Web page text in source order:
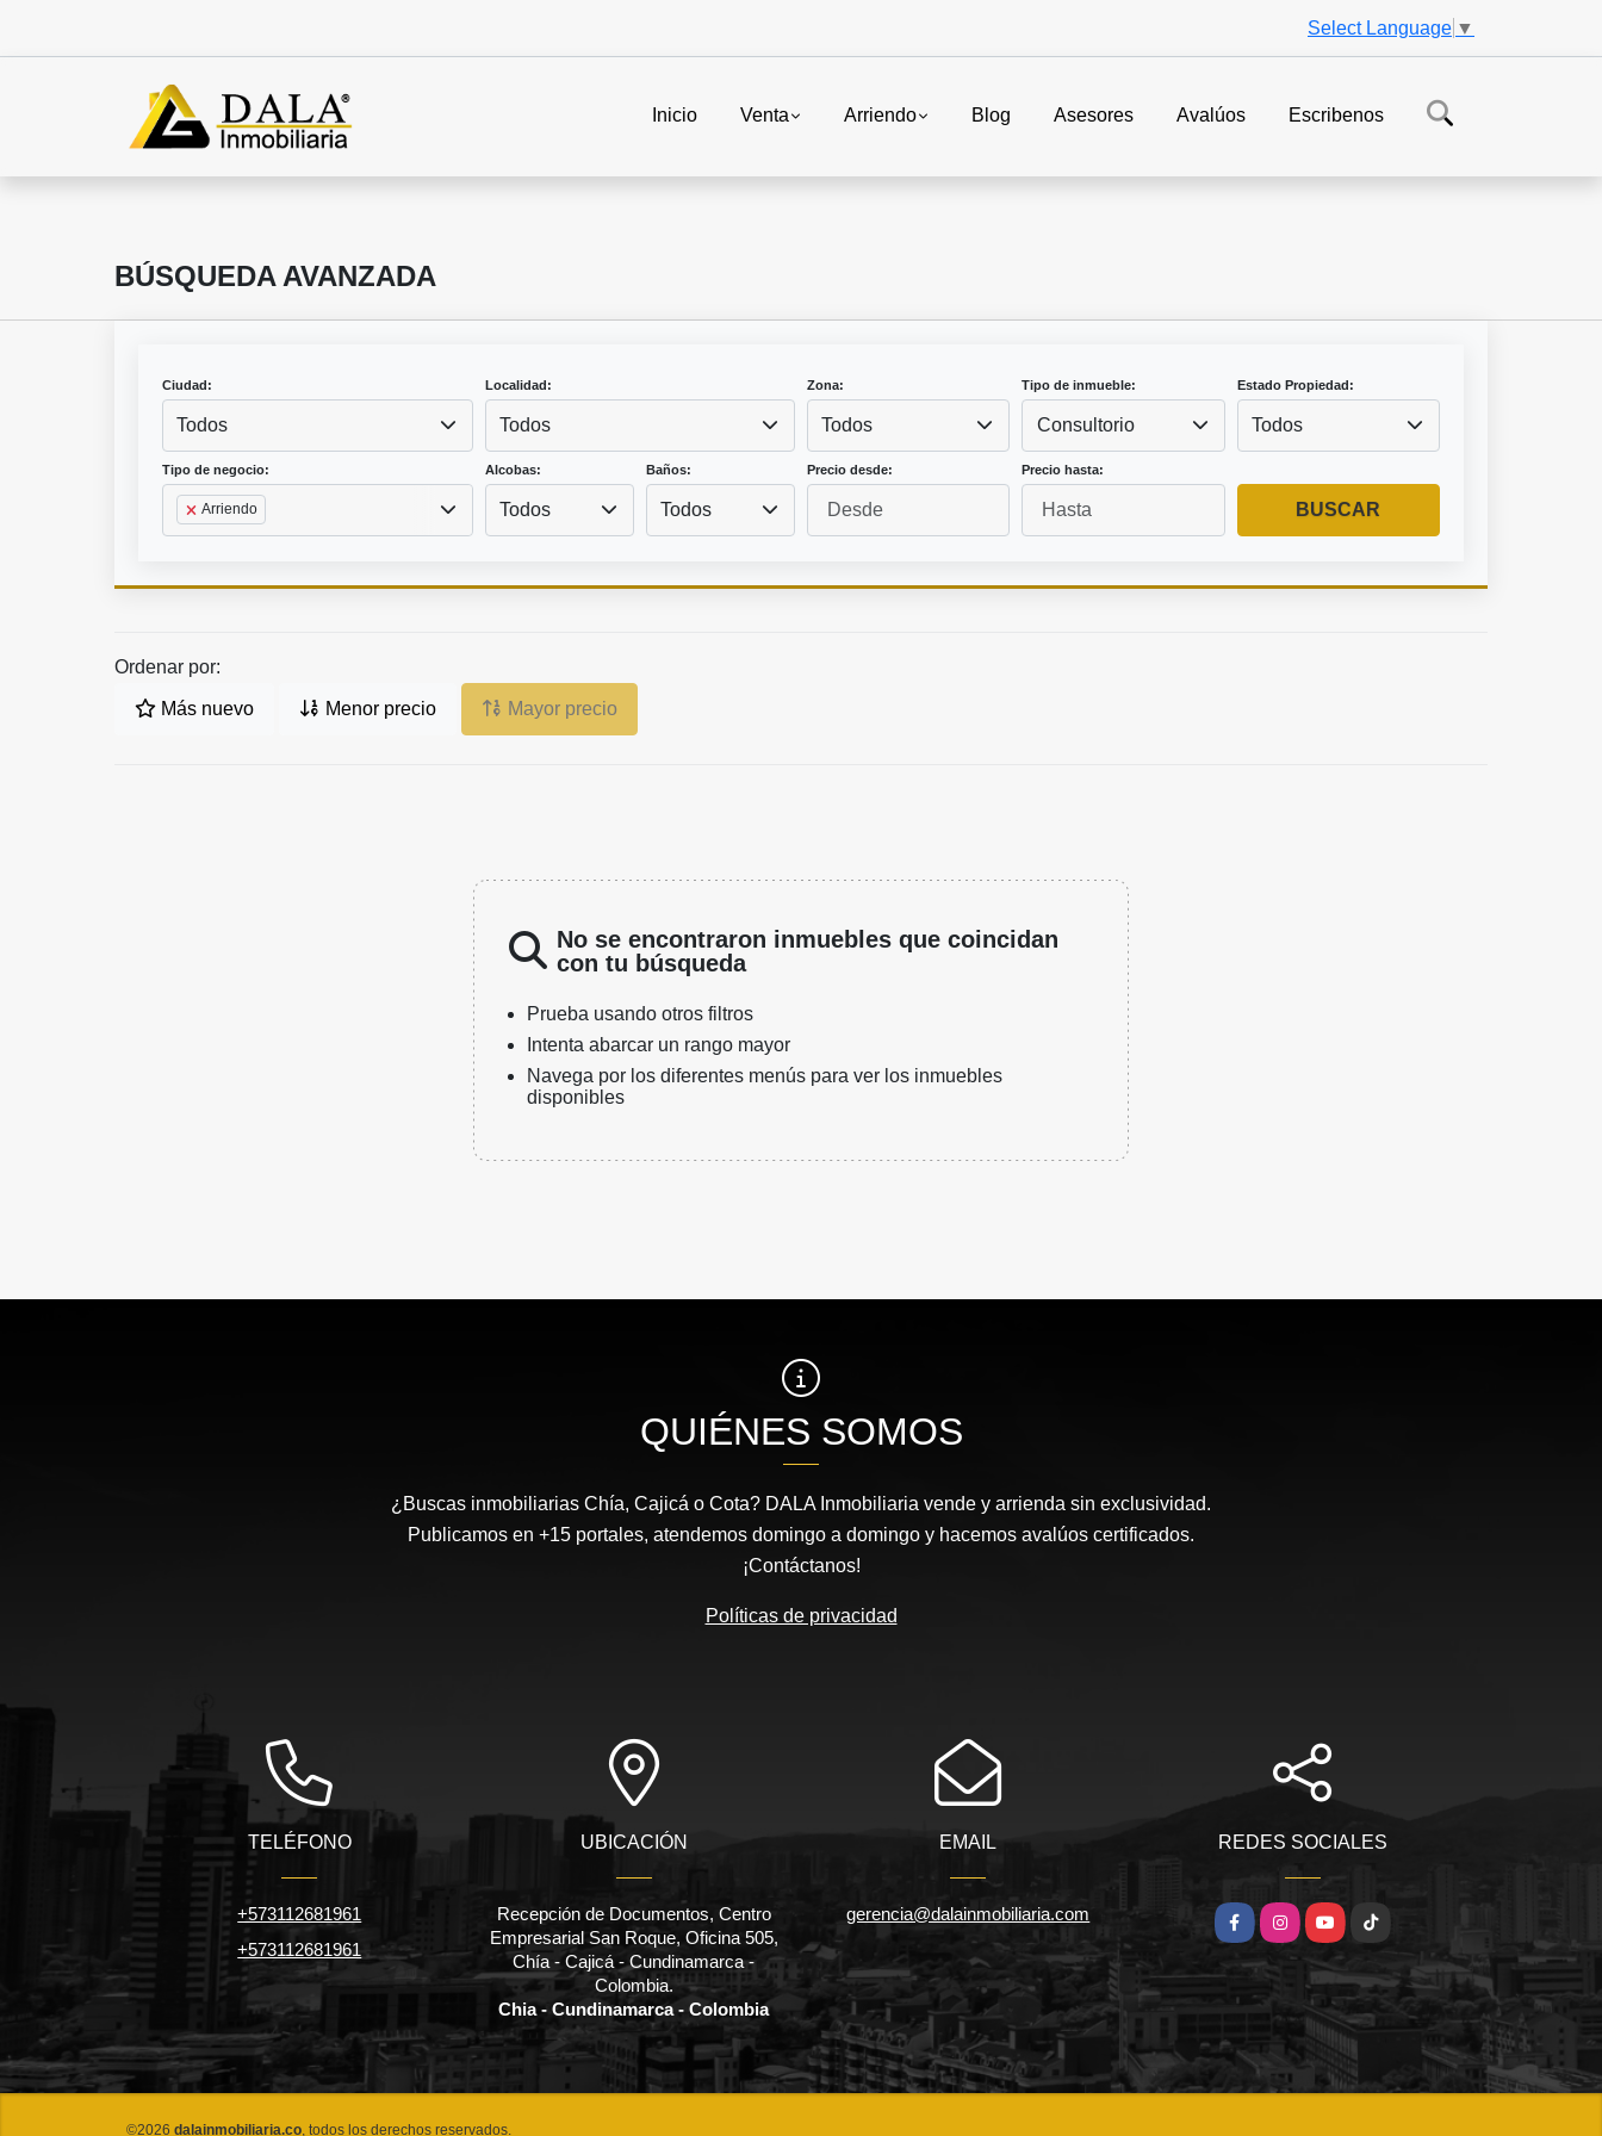
Select Language ▼
Inicio Venta Arriendo Blog Asesores Avalúos Escribenos
BÚSQUEDA AVANZADA
Ciudad:
Todos
Localidad:
Todos
Zona:
Todos
Tipo de inmueble:
Consultorio
Estado Propiedad:
Todos
Tipo de negocio:
Arriendo
Alcobas:
Todos
Baños:
Todos
Precio desde: Precio hasta:
BUSCAR
Ordenar por:
Más nuevo Menor precio Mayor precio
No se encontraron inmuebles que coincidan
con tu búsqueda
Prueba usando otros filtros
Intenta abarcar un rango mayor
Navega por los diferentes menús para ver los inmuebles
disponibles
QUIÉNES SOMOS
¿Buscas inmobiliarias Chía, Cajicá o Cota? DALA Inmobiliaria vende y arrienda sin exclusividad.
Publicamos en +15 portales, atendemos domingo a domingo y hacemos avalúos certificados.
¡Contáctanos!
Políticas de privacidad
TELÉFONO
+573112681961
+573112681961
UBICACIÓN
Recepción de Documentos, Centro
Empresarial San Roque, Oficina 505,
Chía - Cajicá - Cundinamarca -
Colombia.
Chia - Cundinamarca - Colombia
EMAIL
gerencia@dalainmobiliaria.com
REDES SOCIALES
FacebookInstagramYouTube
TikTok
©2026 dalainmobiliaria.co, todos los derechos reservados.